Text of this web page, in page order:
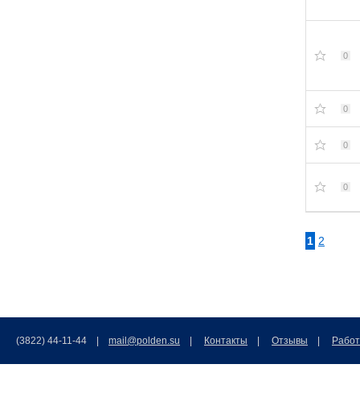
0
0
0
0
1 2
(3822) 44-11-44 | mail@polden.su Контакты Отзывы